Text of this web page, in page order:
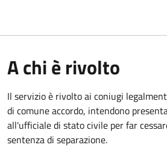
A chi è rivolto
Il servizio è rivolto ai coniugi
di comune accordo, intendono
all'ufficiale di stato civile per far
sentenza di separazione.